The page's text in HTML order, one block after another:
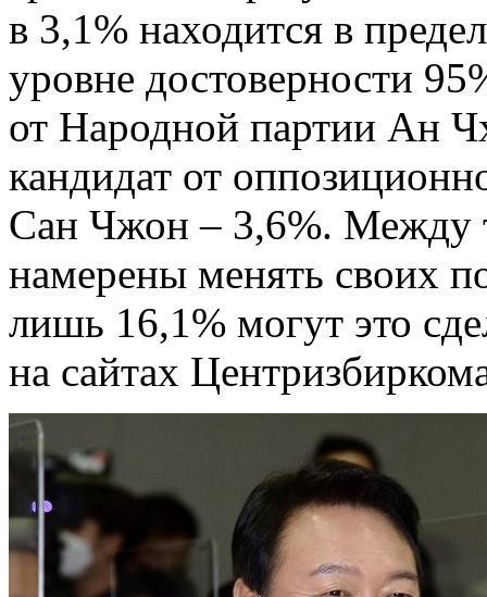
в 3,1% находится в
уровне достоверности
от Народной партии Ан
кандидат от
Сан Чжон – 3,6%. Между
намерены менять своих
лишь 16,1% могут это
на сайтах